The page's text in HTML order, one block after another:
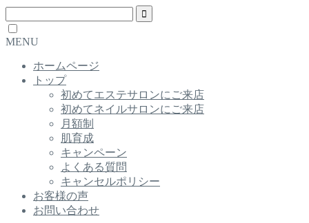
MENU
ホームページ
トップ
初めてエステサロンにご来店
初めてネイルサロンにご来店
月額制
肌育成
キャンペーン
よくある質問
キャンセルポリシー
お客様の声
お問い合わせ